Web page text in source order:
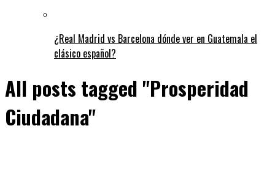
¿Real Madrid vs Barcelona dónde ver en Guatemala el
clásico español?
All posts tagged "Prosperidad
Ciudadana"